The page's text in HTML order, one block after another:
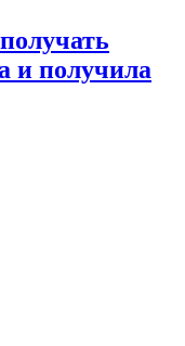
и получила